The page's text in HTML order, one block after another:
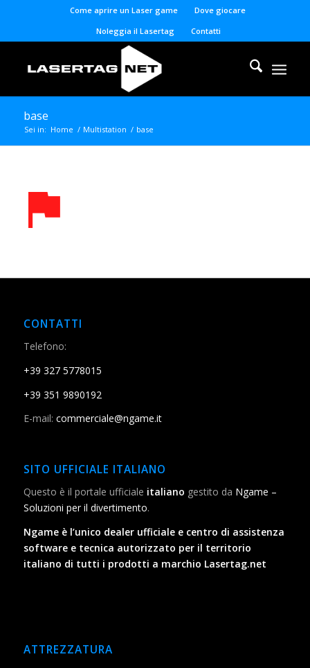
Come aprire un Laser game
Dove giocare
Noleggia il Lasertag
Contatti
base
Sei in: Home / Multistation / base
CONTATTI
Telefono:
+39 327 5778015
+39 351 9890192
E-mail: commerciale@ngame.it
SITO UFFICIALE ITALIANO
Questo è il portale ufficiale italiano gestito da Ngame –
Soluzioni per il divertimento.
Ngame è l’unico dealer ufficiale e centro di assistenza
software e tecnica autorizzato per il territorio
italiano di tutti i prodotti a marchio Lasertag.net
ATTREZZATURA